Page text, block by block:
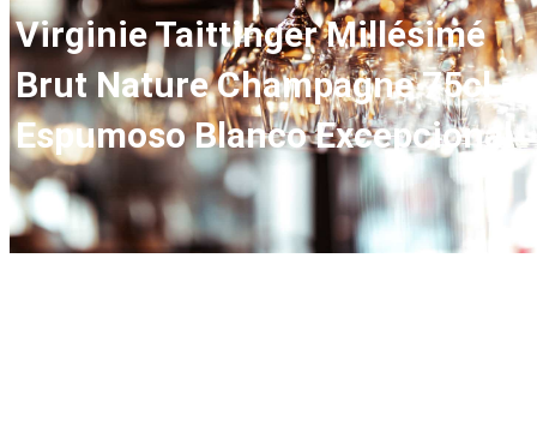
Virginie Taittinger Millésimé
Brut Nature Champagne 75cl –
Espumoso Blanco Excepcional